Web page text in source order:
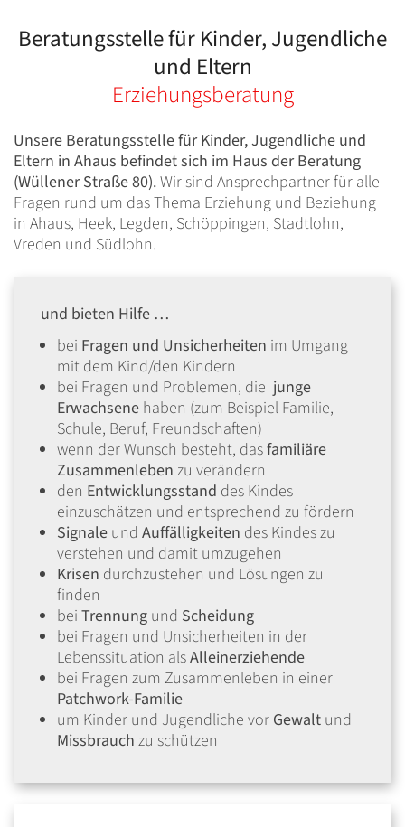
Beratungsstelle für Kinder, Jugendliche
und Eltern
Erziehungsberatung
Unsere Beratungsstelle für Kinder, Jugendliche und
Eltern in Ahaus befindet sich im Haus der Beratung
(Wüllener Straße 80).Wir sind Ansprechpartner für alle
Fragen rund um das Thema Erziehung und Beziehung
in Ahaus, Heek, Legden, Schöppingen, Stadtlohn,
Vreden und Südlohn.
und bieten Hilfe …
bei Fragen und Unsicherheiten im Umgang
mit dem Kind/den Kindern
bei Fragen und Problemen, die junge
Erwachsene haben (zum Beispiel Familie,
Schule, Beruf, Freundschaften)
wenn der Wunsch besteht, dasfamiliäre
Zusammenleben zu verändern
den Entwicklungsstand des Kindes
einzuschätzen und entsprechend zu fördern
Signale und Auffälligkeiten des Kindes zu
verstehen und damit umzugehen
Krisen durchzustehen und Lösungen zu
finden
bei Trennung und Scheidung
bei Fragen und Unsicherheiten in der
Lebenssituation alsAlleinerziehende
bei Fragen zum Zusammenleben in einer
Patchwork-Familie
um Kinder und Jugendliche vor Gewalt und
Missbrauch zu schützen